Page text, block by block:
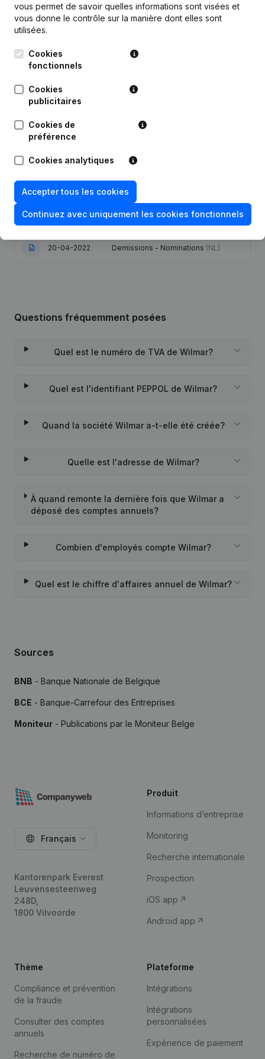
Publications
Date
19-12-2025 Demissions - Nominations
14-11-2024 Demissions - Nominations
Autres Modifications, …) -
Divers - Demissions - Nominations
(NL)
10-01-2023 Demissions - Nominations(NL)
20-04-2022 Demissions - Nominations (NL)
Questions fréquemment posées
Quel est le numéro de TVA de Wilmar?
Quel est l'identifiant PEPPOL de Wilmar?
Quand la société Wilmar a-t-elle été créée?
Quelle est l'adresse de Wilmar?
À quand remonte la dernière fois que Wilmar a
déposé des comptes annuels?
Combien d'employés compte Wilmar?
Quel est le chiffre d'affaires annuel de Wilmar?
Sources
BNB - Banque Nationale de Belgique
BCE - Banque-Carrefour des Entreprises
Moniteur - Publications par le Moniteur Belge
vous permet de savoir quelles informations sont visées et
vous donne le contrôle sur la manière dont elles sont
utilisées.
Cookies
fonctionnels
Cookies
publicitaires
Cookies de
préférence
Cookies analytiques
Accepter tous les cookies
Continuez avec uniquement les cookies fonctionnels
Français
Kantorenpark Everest
Leuvensesteenweg
248D,
1800 Vilvoorde
Produit
Informations d’entreprise
Monitoring
Recherche internationale
Prospection
iOS app
Android app
Thème
Compliance et prévention
de la fraude
Consulter des comptes
annuels
Recherche de numéro de
Plateforme
Intégrations
Intégrations
personnalisées
Expérience de paiement